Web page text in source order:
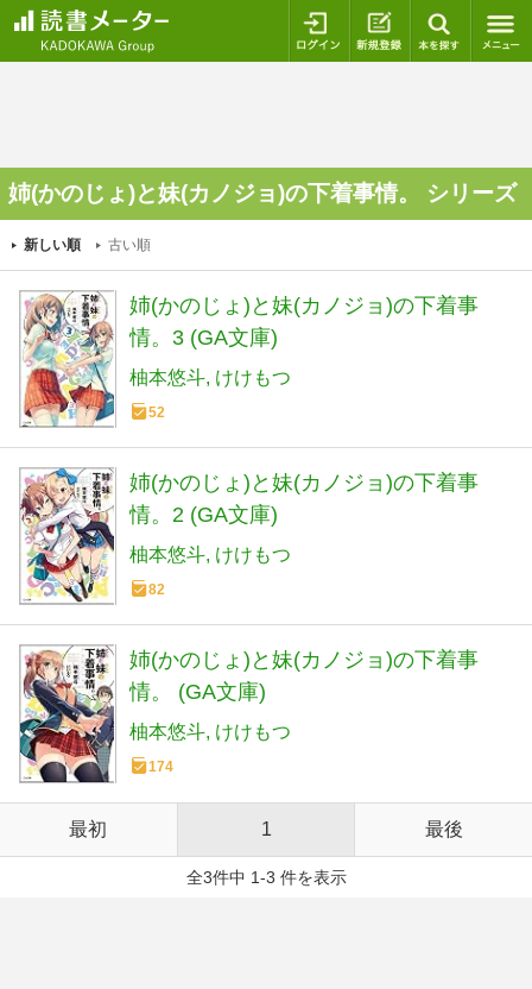
ログイン 新規登録
姉(かのじょ)と妹(カノジョ)の下着事情。 シリーズ
新しい順 古い順
姉(かのじょ)と妹(カノジョ)の下着事
情。3 (GA文庫)
柚本悠斗 けけもつ
52
姉(かのじょ)と妹(カノジョ)の下着事
情。2 (GA文庫)
柚本悠斗 けけもつ
82
姉(かのじょ)と妹(カノジョ)の下着事
情。 (GA文庫)
柚本悠斗 けけもつ
174
最初 1 最後
全3件中 1-3 件を表示